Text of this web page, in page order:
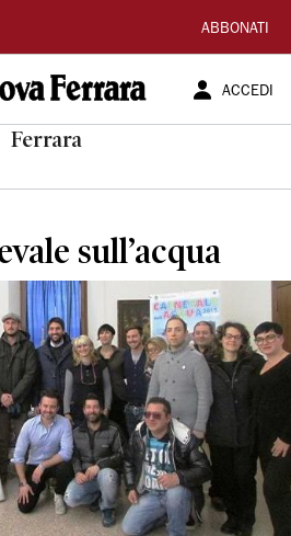
ABBONATI
ACCEDI
Ferrara
sull’acqua